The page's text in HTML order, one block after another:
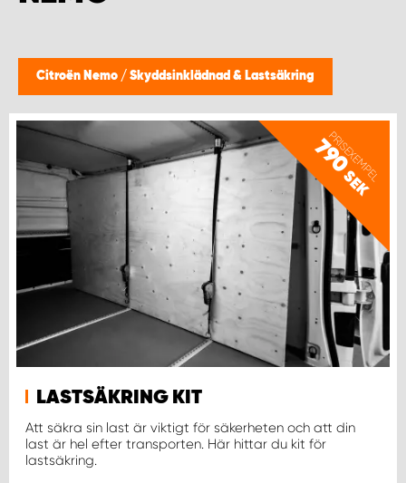
Citroën Nemo / Skyddsinklädnad & Lastsäkring
PRISEXEMPEL
790
SEK
LASTSÄKRING KIT
Att säkra sin last är viktigt för säkerheten och att din
last är hel efter transporten. Här hittar du kit för
lastsäkring.
WORK SYSTEM HELSINGBORG
WORK SYSTEM JÖNKÖPING
WORK SYSTEM KARLSTAD
WORK SYSTEM KIRUNA
WORK SYSTEM LINKÖPING
WORK SYSTEM NORRKÖPING
WORK SYSTEM SKELLEFTEÅ